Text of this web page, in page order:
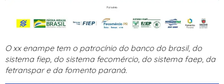
O xx enampe tem o patrocínio do banco do brasil, do
sistema fiep, do sistema fecomércio, do sistema faep, da
fetranspar e da fomento paraná.